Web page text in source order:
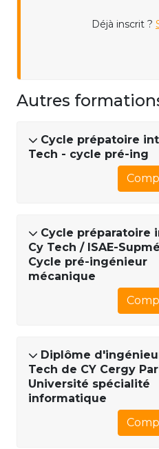
Déjà inscrit ?
Autres
Cycle prépatoire
Tech - cycle pré-ing
Cycle préparatoire
Cy Tech / ISAE-
Cycle pré-ingénieur
mécanique
Diplôme
Tech de CY Cergy
Université spécialité
informatique